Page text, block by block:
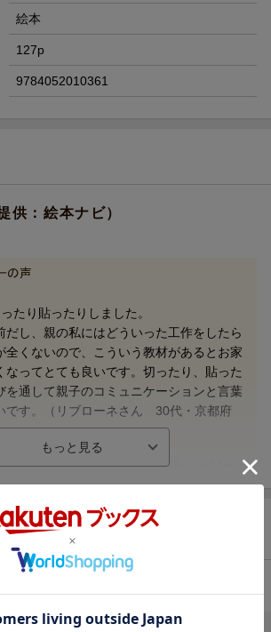
絵本
127p
9784052010361
供：絵本ナビ）
たり貼ったりしました。
だし、親の私にはどういった工作をしたら
全くないので、こういう教材があるとお家
なってとても良いです。切ったり、貼った
を通して親子のコミュニケーションと言葉
です。（リブローネさん 30代・京都府
（11件）